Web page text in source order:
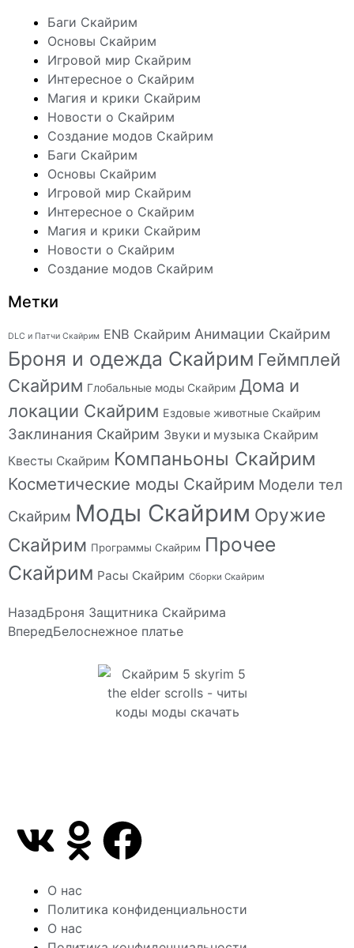
Баги Скайрим
Основы Скайрим
Игровой мир Скайрим
Интересное о Скайрим
Магия и крики Скайрим
Новости о Скайрим
Создание модов Скайрим
Баги Скайрим
Основы Скайрим
Игровой мир Скайрим
Интересное о Скайрим
Магия и крики Скайрим
Новости о Скайрим
Создание модов Скайрим
Метки
DLC и Патчи Скайрим ENB Скайрим Анимации Скайрим
Броня и одежда Скайрим Геймплей
Скайрим Глобальные моды Скайрим Дома и
локации Скайрим Ездовые животные Скайрим
Заклинания Скайрим Звуки и музыка Скайрим
Квесты Скайрим Компаньоны Скайрим
Косметические моды Скайрим Модели тел
Скайрим Моды Скайрим Оружие
Скайрим Программы Скайрим Прочее
Скайрим Расы Скайрим Сборки Скайрим
НазадБроня Защитника Скайрима
ВпередБелоснежное платье
О нас
Политика конфиденциальности
О нас